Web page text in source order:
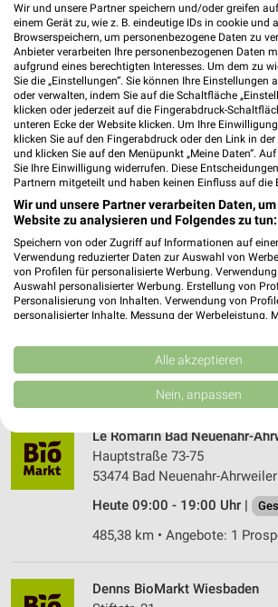
Reformhaus Pothmann Bad
Bad Bodendorf
Bahnhofstr. 9
53489 Sinzig-Bad Bodendorf
480,17 km • Angebote: 1
Denns BioMarkt Idstein
Limburger Str. 38 - 40
65510 Idstein
Heute 08:00 - 20:00 Uhr |
438,49 km • Angebote: 1
Reformhaus Reinhard Bad
65520 Bad Camberg
433,47 km • Angebote: 1
Le Romarin Bad Neuenahr-
Hauptstraße 73-75
53474 Bad Neuenahr-Ahrweiler
Heute 09:00 - 19:00 Uhr |
485,38 km • Angebote: 1
Denns BioMarkt Wiesbaden
Wir und unsere Partner speichern und/oder greifen
einem Gerät zu, wie z. B. eindeutige IDs in cookie und
Browserspeichern, um personenbezogene Daten zu
Anbieter verarbeiten Ihre personenbezogenen Daten
aufgrund eines berechtigten Interesses. Um dem zu
Sie die „Einstellungen“. Sie können Ihre Einstellungen
oder verwalten, indem Sie auf die Schaltfläche
klicken oder jederzeit auf die Fingerabdruck-
unteren Ecke der Website klicken. Um Ihre
klicken Sie auf den Fingerabdruck oder den Link in
und klicken Sie auf den Menüpunkt „Meine Daten“.
Sie Ihre Einwilligung widerrufen. Diese
Partnern mitgeteilt und haben keinen Einfluss auf die
Wir und unsere Partner verarbeiten Daten,
Website zu analysieren und Folgendes zu tun:
Speichern von oder Zugriff auf Informationen auf
Verwendung reduzierter Daten zur Auswahl von
von Profilen für personalisierte Werbung.
Auswahl personalisierter Werbung. Erstellung von
Personalisierung von Inhalten. Verwendung von
personalisierter Inhalte. Messung der Werbeleistung.
Kombinationen von Daten aus verschiedenen
Verbesserung der Angebote. Verwendung reduzierter
von Inhalten.
Daten können außerhalb der Europäischen Union
Website/App.
Partnerliste anzeigen (1 IAB-Anbieter)
Wir nutzen Ihre Daten für folgende Zwecke:
IAB-Verarbeitungszwecke:
Speichern von oder Zugriff auf
Verwendung reduzierter Daten zur Auswahl
Werbeanzeigen
Alle akzeptieren
Nein, anpassen